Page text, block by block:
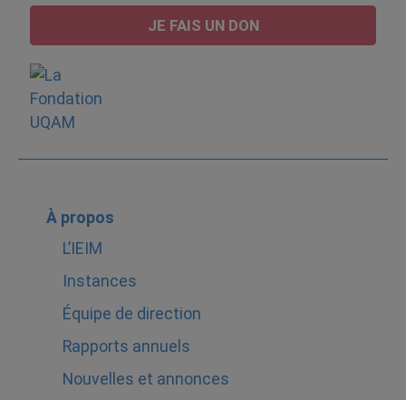
JE FAIS UN DON
À propos
L’IEIM
Instances
Équipe de direction
Rapports annuels
Nouvelles et annonces